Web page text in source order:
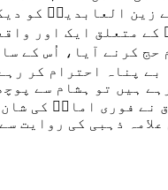
زین العابدینؑ کو
متعلق ایک اور
حج کرنے آیا، اُس کے
بے پناہ احترام کر
ہیں تو ہشام سے
نے فوری امامؑ کی
علامہ ذہبی کی روایت